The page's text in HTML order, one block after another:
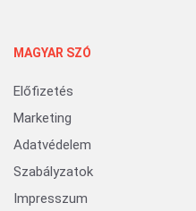
MAGYAR SZÓ
Előfizetés
Marketing
Adatvédelem
Szabályzatok
Impresszum